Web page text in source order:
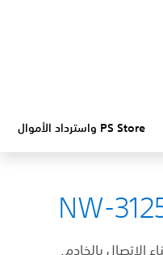
PS Store واسترداد الأموال
الاتصال بالخادم.